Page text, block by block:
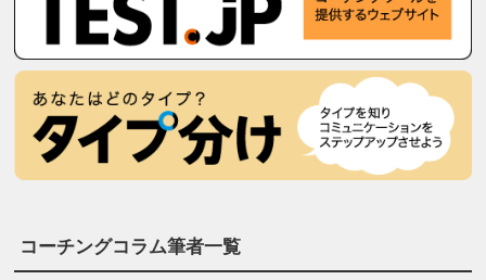
コーチングコラム筆者一覧